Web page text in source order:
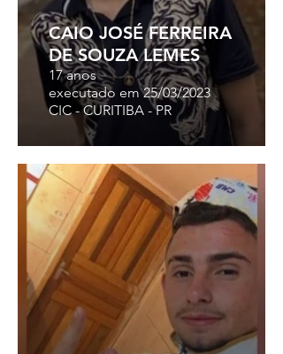
CAIO JOSÉ FERREIRA
DE SOUZA LEMES
17 anos
executado em 25/03/2023
CIC - CURITIBA - PR